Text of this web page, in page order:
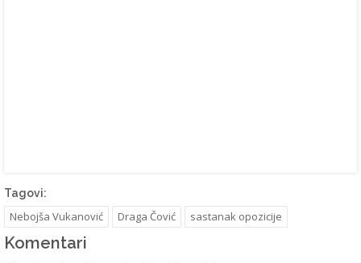
Tagovi:
Nebojša Vukanović Draga Čović sastanak opozicije
Komentari